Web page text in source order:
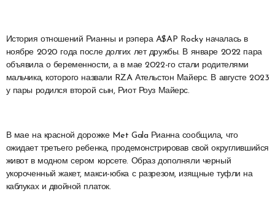
История отношений Рианны и рэпера A$AP Rocky началась в
ноябре 2020 года после долгих лет дружбы. В январе 2022 пара
объявила о беременности, а в мае 2022-го стали родителями
мальчика, которого назвали RZA Ательстон Майерс. В августе 2023
у пары родился второй сын, Риот Роуз Майерс.
В мае на красной дорожке Met Gala Рианна сообщила, что
ожидает третьего ребенка, продемонстрировав свой округлившийся
живот в модном сером корсете. Образ дополняли черный
укороченный жакет, макси-юбка с разрезом, изящные туфли на
каблуках и двойной платок.